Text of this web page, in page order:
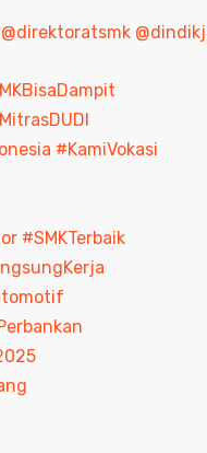
@direktoratsmk
#KamiVokasi
#SMKTerbaik